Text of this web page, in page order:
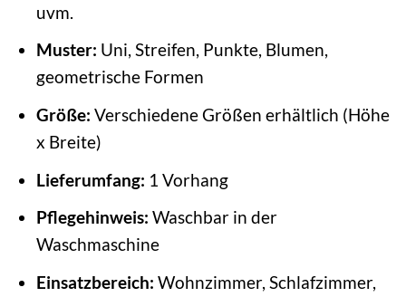
uvm.
Muster: Uni, Streifen, Punkte, Blumen,
geometrische Formen
Größe: Verschiedene Größen erhältlich (Höhe
x Breite)
Lieferumfang: 1 Vorhang
Pflegehinweis: Waschbar in der
Waschmaschine
Einsatzbereich: Wohnzimmer, Schlafzimmer,